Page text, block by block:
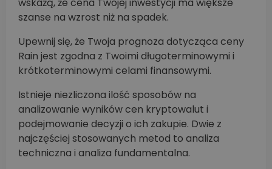
szanse na wzrost niż na spadek.
Upewnij się, że Twoja prognoza dotycząca ceny
Rain jest zgodna z Twoimi długoterminowymi i
krótkoterminowymi celami finansowymi.
Istnieje niezliczona ilość sposobów na
analizowanie wyników cen kryptowalut i
podejmowanie decyzji o ich zakupie. Dwie z
najczęściej stosowanych metod to analiza
techniczna i analiza fundamentalna.